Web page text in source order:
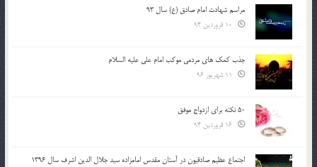
مراسم شهادت امام صادق (ع) سال 93
جذب کمک های مردمی موکب امام علی علیه السلام
50 نکته برای ازدواج موفق
اجتماع عظیم صادقیون در آستان مقدس امامزاده سید جلال الدین اشرف سال 1396